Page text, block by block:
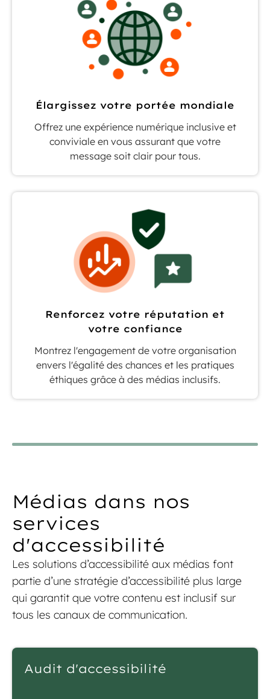
Élargissez votre portée mondiale
Offrez une expérience numérique inclusive et
conviviale en vous assurant que votre
message soit clair pour tous.
Renforcez votre réputation et
votre confiance
Montrez l'engagement de votre organisation
envers l'égalité des chances et les pratiques
éthiques grâce à des médias inclusifs.
Médias dans nos
services
d'accessibilité
Les solutions d’accessibilité aux médias font
partie d’une stratégie d’accessibilité plus large
qui garantit que votre contenu est inclusif sur
tous les canaux de communication.
Audit d'accessibilité